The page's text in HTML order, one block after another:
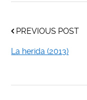
PREVIOUS POST
La herida (2013)